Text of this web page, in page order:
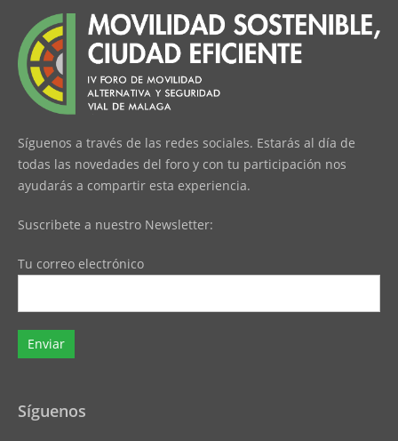
Síguenos a través de las redes sociales. Estarás al día de
todas las novedades del foro y con tu participación nos
ayudarás a compartir esta experiencia.
Suscribete a nuestro Newsletter:
Tu correo electrónico
Síguenos